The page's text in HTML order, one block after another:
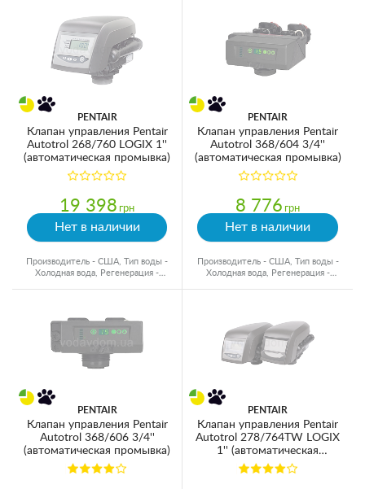
PENTAIR
Клапан управления Pentair
Autotrol 268/760 LOGIX 1''
(автоматическая промывка)
19 398 грн
Нет в наличии
Производитель - США, Тип воды -
Холодная вода, Регенерация -
PENTAIR
Клапан управления Pentair
Autotrol 368/604 3/4''
(автоматическая промывка)
8 776 грн
Нет в наличии
Производитель - США, Тип воды -
Холодная вода, Регенерация -
PENTAIR
Клапан управления Pentair
Autotrol 368/606 3/4''
(автоматическая промывка)
PENTAIR
Клапан управления Pentair
Autotrol 278/764TW LOGIX
1'' (автоматическая
промывка)